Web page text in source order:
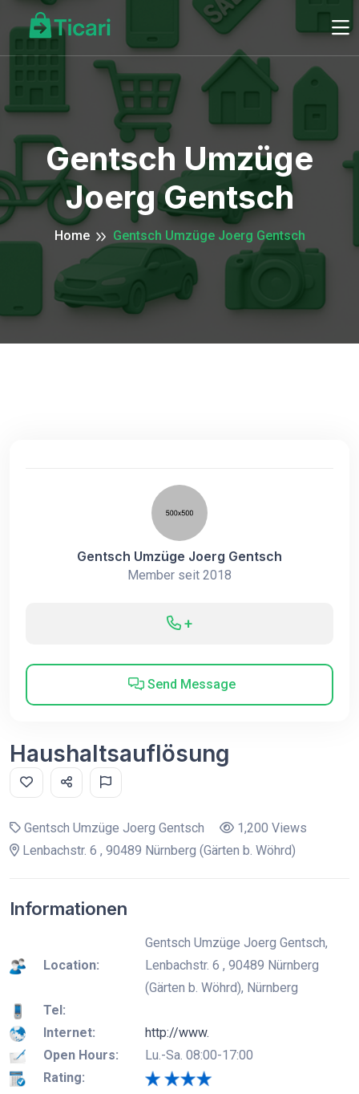
Gentsch Umzüge
Joerg Gentsch
Home Gentsch Umzüge Joerg Gentsch
Gentsch Umzüge Joerg Gentsch
Member seit 2018
+
Send Message
Haushaltsauflösung
Gentsch Umzüge Joerg Gentsch
1,200 Views
Lenbachstr. 6 , 90489 Nürnberg (Gärten b. Wöhrd)
Informationen
Location:
Gentsch Umzüge Joerg Gentsch,
Lenbachstr. 6 , 90489 Nürnberg
(Gärten b. Wöhrd), Nürnberg
Tel:
Internet:
http://www.
Open Hours:
Lu.-Sa. 08:00-17:00
Rating: